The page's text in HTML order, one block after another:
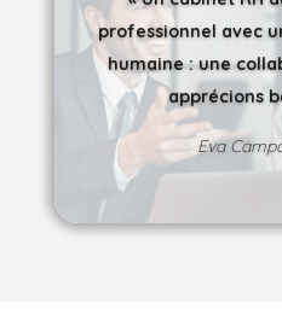
professionnel avec
humaine : une
apprécions
Eva